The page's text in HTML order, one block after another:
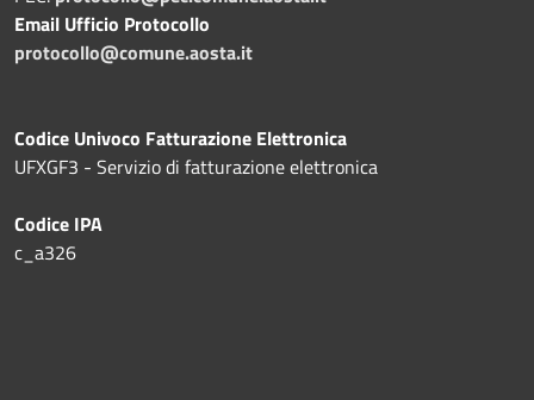
Email Ufficio Protocollo
protocollo@comune.aosta.it
Codice Univoco Fatturazione Elettronica
UFXGF3 - Servizio di fatturazione elettronica
Codice IPA
c_a326